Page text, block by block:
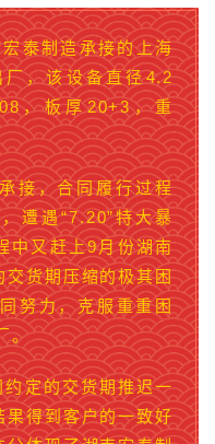
泰制造承接的上海
，该设备直径4.2
，板厚20+3，重
，合同履行过程
遭遇“7.20”特大暴
中又赶上9月份湖南
交货期压缩的极其困
努力，克服重重困
。
定的交货期推迟一
果得到客户的一致好